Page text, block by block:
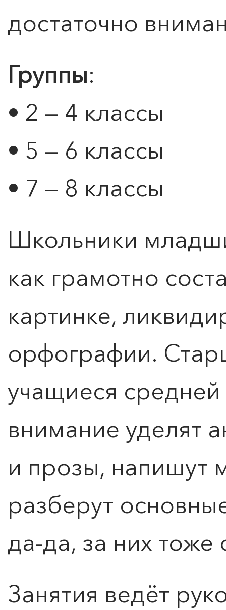
достаточно
Группы:
• 2 — 4 классы
• 5 — 6 классы
• 7 — 8 классы
Школьники
как грамотно
картинке,
орфографии.
учащиеся
внимание уделят
и прозы, напишут
разберут
да-да, за них
Занятия ведёт